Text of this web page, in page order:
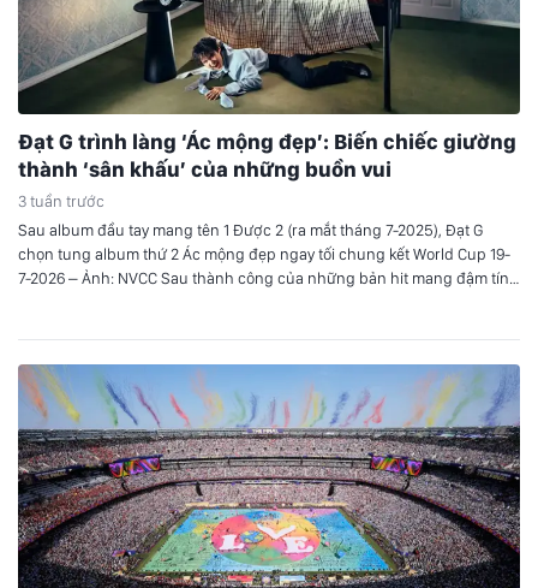
Đạt G trình làng ‘Ác mộng đẹp’: Biến chiếc giường
thành ‘sân khấu’ của những buồn vui
3 tuần trước
Sau album đầu tay mang tên 1 Được 2 (ra mắt tháng 7-2025), Đạt G
chọn tung album thứ 2 Ác mộng đẹp ngay tối chung kết World Cup 19-
7-2026 – Ảnh: NVCC Sau thành công của những bản hit mang đậm tính